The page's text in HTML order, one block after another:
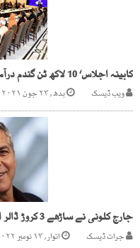
کابینہ اجلاس‘ 10 لاکھ ٹن گندم درآمد کرنے کی منظوری
ویب ڈیسک بدھ, ۲۳ جون ۲۰۲۱
جارج کلونی نے ساڑھے 3 کروڑ ڈالر ایک دن کام کے معاوضے کو ٹھکرا دیا
جرات ڈیسک اتوار, ۱۳ نومبر ۲۰۲۲